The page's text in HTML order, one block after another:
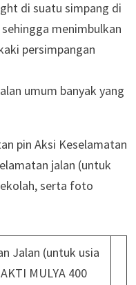
di suatu simpang di
menimbulkan
persimpangan
umum banyak yang
pin Aksi Keselamatan
jalan (untuk
serta foto
Jalan (untuk usia
MULYA 400